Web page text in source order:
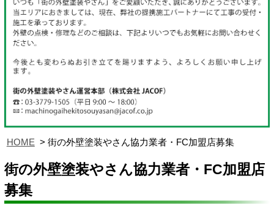
HOME 街の外壁塗装やさん協力業者・FC加盟店募集
街の外壁塗装やさん協力業者・FC加盟店
募集